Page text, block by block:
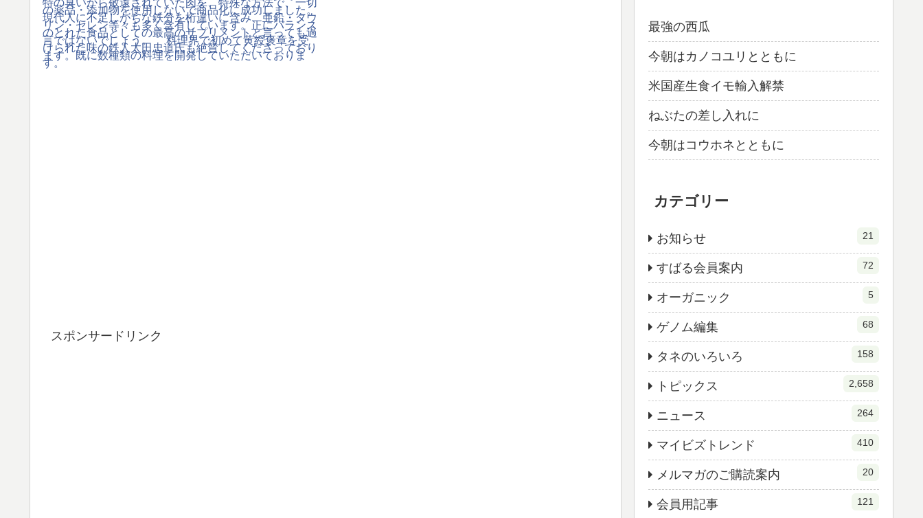
スポンサードリンク
最強の西瓜
今朝はカノコユリとともに
米国産生食イモ輸入解禁
ねぶたの差し入れに
今朝はコウホネとともに
カテゴリー
お知らせ 21
すばる会員案内 72
オーガニック 5
ゲノム編集 68
タネのいろいろ 158
トピックス 2,658
ニュース 264
マイビズトレンド 410
メルマガのご購読案内 20
会員用記事 121